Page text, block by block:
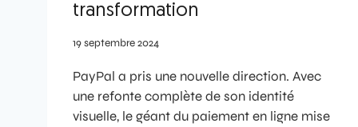
transformation
19 septembre 2024
PayPal a pris une nouvelle direction. Avec
une refonte complète de son identité
visuelle, le géant du paiement en ligne mise